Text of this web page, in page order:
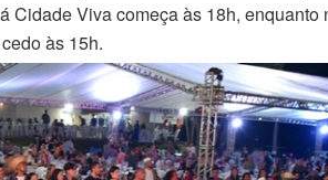
Cidade Viva começa às 18h, enquanto
às 15h.